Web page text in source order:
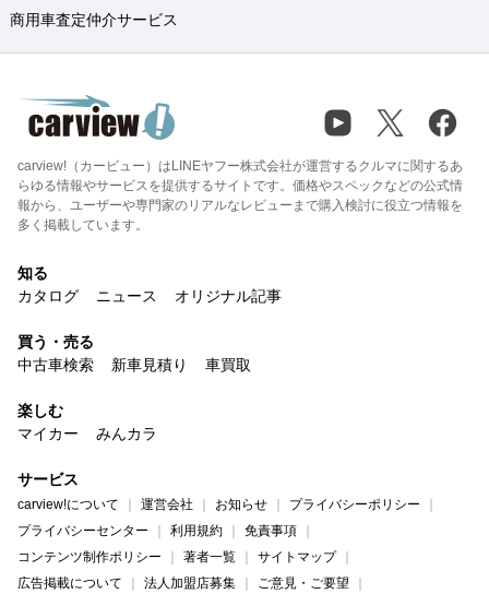
商用車査定仲介サービス
carview!（カービュー）はLINEヤフー株式会社が運営するクルマに関するあ
らゆる情報やサービスを提供するサイトです。価格やスペックなどの公式情
報から、ユーザーや専門家のリアルなレビューまで購入検討に役立つ情報を
多く掲載しています。
知る
カタログ
ニュース オリジナル記事
買う・売る
中古車検索
新車見積り 車買取
楽しむ
マイカー
みんカラ
サービス
carview!について 運営会社 お知らせ
プライバシーポリシー
プライバシーセンター
利用規約
免責事項
コンテンツ制作ポリシー
著者一覧
サイトマップ
広告掲載について
法人加盟店募集 ご意見・ご要望